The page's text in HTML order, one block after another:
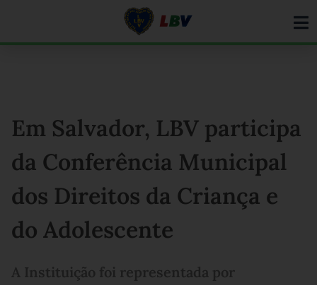
Em Salvador, LBV participa
da Conferência Municipal
dos Direitos da Criança e
do Adolescente
A Instituição foi representada por